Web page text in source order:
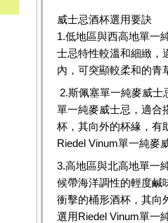
威士忌酒杯選用要訣
1.低地區與西高地單一
士忌特性較溫和細緻，
內，可突顯較柔和的青
2.斯佩塞單一純麥威
單一純麥威士忌，適合
杯，其向外的杯緣，有
Riedel Vinum單一純麥
3.高地區與北高地單一
候帶海洋調性的輕度鹹
衝擊的桶形酒杯，其向
選用Riedel Vinum單一